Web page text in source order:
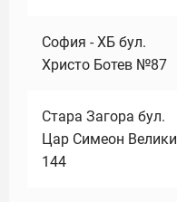
София - ХБ бул.
Христо Ботев №87
Стара Загора бул.
Цар Симеон Велики
144